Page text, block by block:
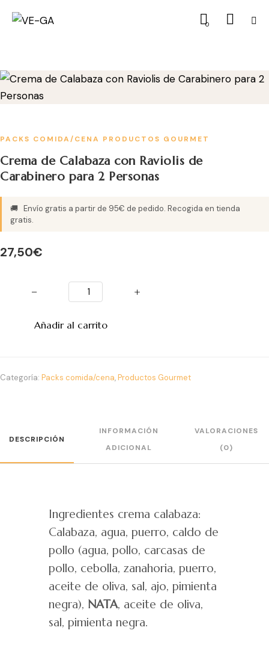
0
PACKS COMIDA/CENA PRODUCTOS GOURMET
Crema de Calabaza con Raviolis de
Carabinero para 2 Personas
🚚 Envío gratis a partir de 95€ de pedido. Recogida en tienda
gratis.
27,50€
− +
Añadir al carrito
Categoría: Packs comida/cena,Productos Gourmet
DESCRIPCIÓN
INFORMACIÓN
ADICIONAL
VALORACIONES
(0)
Ingredientes crema calabaza:
Calabaza, agua, puerro, caldo de
pollo (agua, pollo, carcasas de
pollo, cebolla, zanahoria, puerro,
aceite de oliva, sal, ajo, pimienta
negra), NATA, aceite de oliva,
sal, pimienta negra.